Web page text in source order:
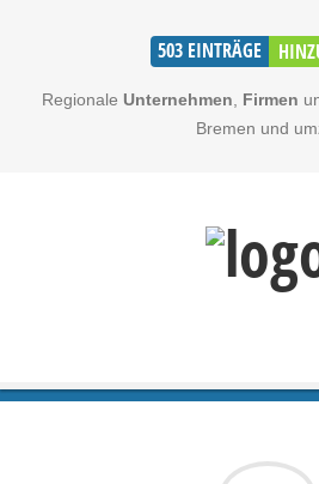
503 EINTRÄGE
Regionale Unternehmen Firmen
Bremen und